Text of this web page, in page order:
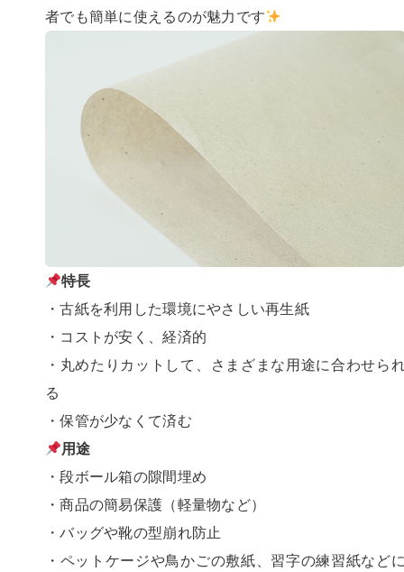
者でも簡単に使えるのが魅力です
特長
・古紙を利用した環境にやさしい再生紙
・コストが安く、経済的
・丸めたりカットして、さまざまな用途に合わせら
る
・保管が少なくて済む
用途
・段ボール箱の隙間埋め
・商品の簡易保護（軽量物など）
・バッグや靴の型崩れ防止
・ペットケージや鳥かごの敷紙、習字の練習紙など